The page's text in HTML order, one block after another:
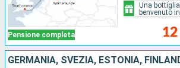
Pensione completa 12
Una
benvenuto